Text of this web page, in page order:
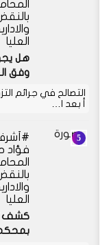
العليا
هل
وفق
أ بعد ا…
فؤاد
العليا
كشف